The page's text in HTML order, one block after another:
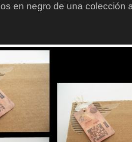
en negro de una colección